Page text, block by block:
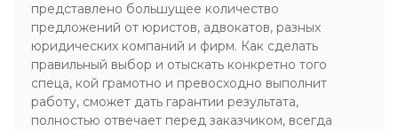
представлено большущее количество
предложений от юристов, адвокатов, разных
юридических компаний и фирм. Как сделать
правильный выбор и отыскать конкретно того
спеца, кой грамотно и превосходно выполнит
работу, сможет дать гарантии результата,
полностью отвечает перед заказчиком, всегда